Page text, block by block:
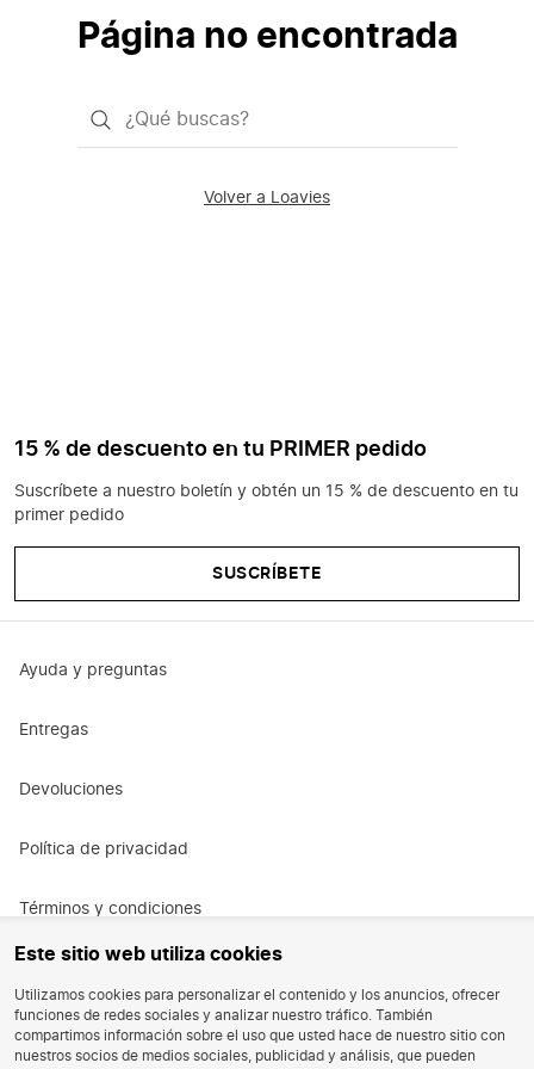
Este sitio web utiliza cookies
Utilizamos cookies para personalizar el contenido y los anuncios, ofrecer
funciones de redes sociales y analizar nuestro tráfico. También
compartimos información sobre el uso que usted hace de nuestro sitio con
nuestros socios de medios sociales, publicidad y análisis, que pueden
Página no encontrada
¿Qué
Volver a Loavies
15 % de descuento en tu PRIMER pedido
Suscríbete a nuestro boletín y obtén un 15 % de descuento en tu
primer pedido
SUSCRÍBETE
Ayuda y preguntas
Entregas
Devoluciones
Política de privacidad
Términos y condiciones
Oportunidad de trabajo